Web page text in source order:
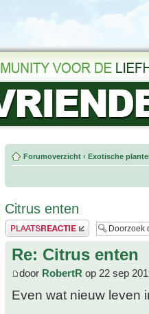
Forumoverzicht ‹ Exotische
Citrus enten
Plaats een reactie
Re: Citrus enten
door RobertR op 22 sep
Even wat nieuw leven